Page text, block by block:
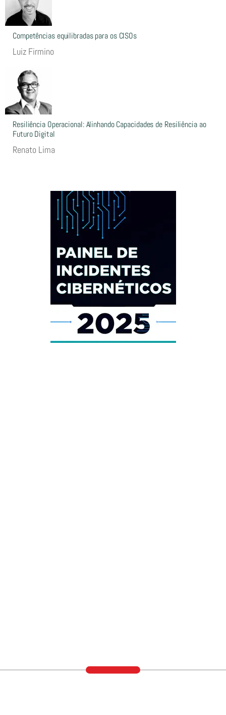
Competências equilibradas para os CISOs
Luiz Firmino
Resiliência Operacional: Alinhando Capacidades de Resiliência ao
Futuro Digital
Renato Lima